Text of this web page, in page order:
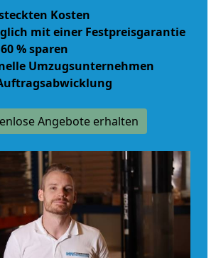
Kosten
mit einer Festpreisgarantie
% sparen
Umzugsunternehmen
Angebote erhalten